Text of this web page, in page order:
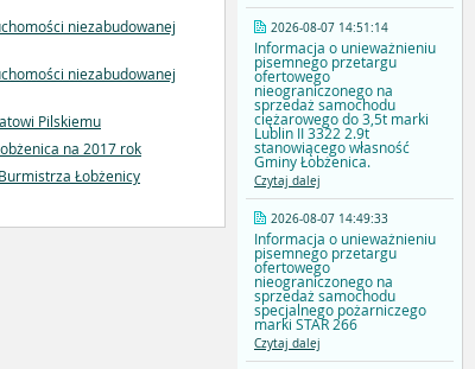
2026-08-07 14:51:14
Informacja o unieważnieniu
pisemnego przetargu
ofertowego
nieograniczonego na
sprzedaż samochodu
ciężarowego do 3,5t marki
Lublin II 3322 2.9t
stanowiącego własność
Gminy Łobżenica.
Czytaj dalej
2026-08-07 14:49:33
Informacja o unieważnieniu
pisemnego przetargu
ofertowego
nieograniczonego na
sprzedaż samochodu
specjalnego pożarniczego
marki STAR 266
Czytaj dalej
niezabudowanej
niezabudowanej
Pilskiemu
na 2017 rok
Łobżenicy